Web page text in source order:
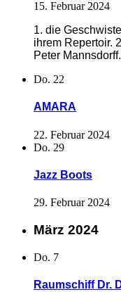
15. Februar 2024
1. die
ihrem Repertoir.
Peter Mannsdorff.
Do. 22
AMARA
22. Februar 2024
Do. 29
Jazz Boots
29. Februar 2024
März 2024
Do. 7
Raumschiff Dr.